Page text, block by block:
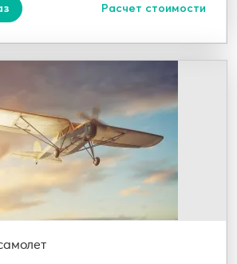
Расчет стоимости